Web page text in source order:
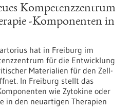
Kompetenzzentrum
‑Komponenten in
hat in Freiburg im
für die Entwicklung
Materialien für den Zell-
In Freiburg stellt das
wie Zytokine oder
in den neuartigen Therapien